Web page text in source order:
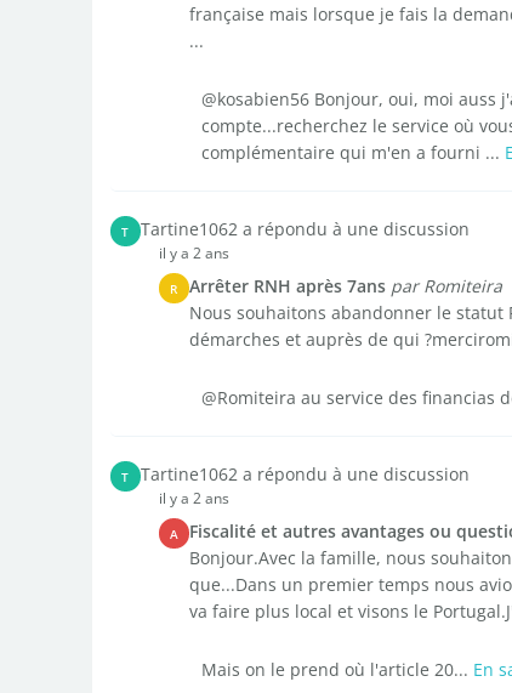
française mais lorsque je fais la
...
@kosabien56 Bonjour, oui, moi
compte...recherchez le service où
complémentaire qui m'en a fourni ...
T Tartine1062 a répondu à une discussion
il y a 2 ans
R Arrêter RNH après 7ans par Romiteira
Nous souhaitons abandonner le statut
démarches et auprès de qui
@Romiteira au service des financias
T Tartine1062 a répondu à une discussion
il y a 2 ans
A Fiscalité et autres avantages ou
Bonjour.Avec la famille, nous
que...Dans un premier temps nous
va faire plus local et visons le
Mais on le prend où l'article 20... En